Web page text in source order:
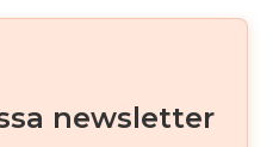
Fintech
newsletter